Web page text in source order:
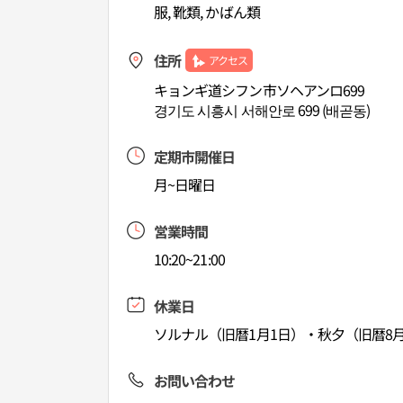
服, 靴類, かばん類
住所 アクセス
キョンギ道シフン市ソヘアンロ699
경기도 시흥시 서해안로 699 (배곧동)
定期市開催日
月~日曜日
営業時間
10:20~21:00
休業日
ソルナル（旧暦1月1日）・秋夕（旧暦8
お問い合わせ